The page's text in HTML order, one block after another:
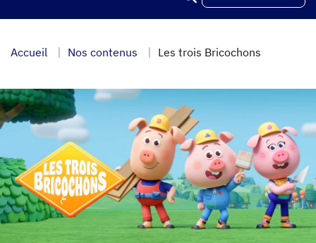
Accueil Nos contenus Les trois Bricochons